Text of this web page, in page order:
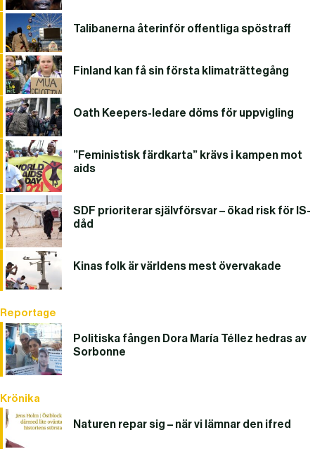
Talibanerna återinför offentliga spöstraff
Finland kan få sin första klimaträttegång
Oath Keepers-ledare döms för uppvigling
”Feministisk färdkarta” krävs i kampen mot
aids
SDF prioriterar självförsvar – ökad risk för IS-
dåd
Kinas folk är världens mest övervakade
Reportage
Politiska fången Dora María Téllez hedras av
Sorbonne
Krönika
Naturen repar sig – när vi lämnar den ifred